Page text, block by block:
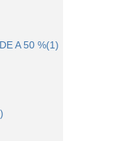
A 50 %(1)